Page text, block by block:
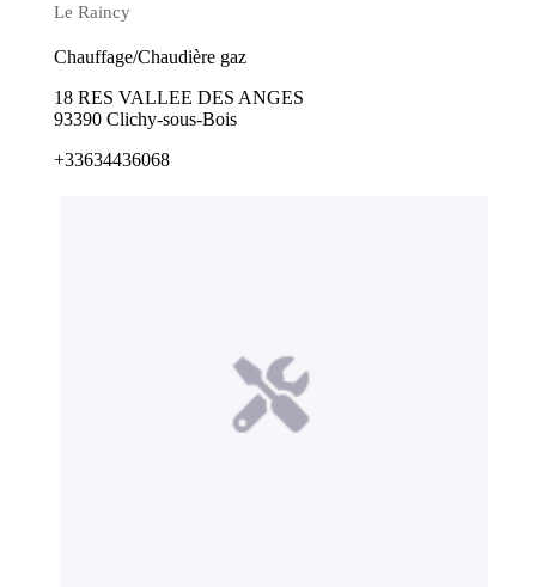
Le Raincy
Chauffage/Chaudière gaz
18 RES VALLEE DES ANGES
93390 Clichy-sous-Bois
+33634436068